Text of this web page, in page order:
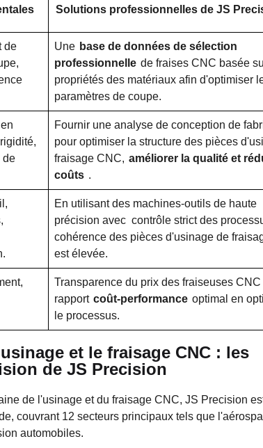
Solutions professionnelles de JS
de
Une base de données de sélection
professionnelle de fraises CNC basée
propriétés des matériaux afin d'optimiser
paramètres de coupe.
de
Fournir une analyse de conception de
pour optimiser la structure des pièces
fraisage CNC, améliorer la qualité et
coûts .
En utilisant des machines-outils de haute
précision avec contrôle strict des
cohérence des pièces d'usinage de
est élevée.
Transparence du prix des fraiseuses CNC
rapport coût-performance optimal en
le processus.
et le fraisage CNC : les
de JS Precision
de l'usinage et du fraisage CNC, JS Precision
couvrant 12 secteurs principaux tels que
automobiles.